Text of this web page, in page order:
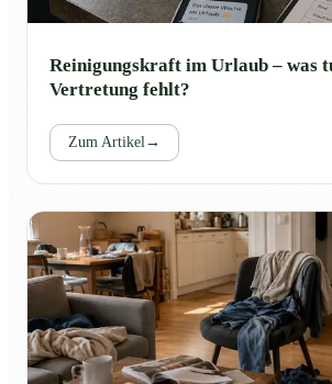
Reinigungskraft im Urlaub – was
Vertretung fehlt?
Zum Artikel→